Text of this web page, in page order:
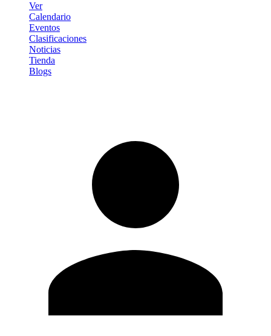
Ver
Calendario
Eventos
Clasificaciones
Noticias
Tienda
Blogs